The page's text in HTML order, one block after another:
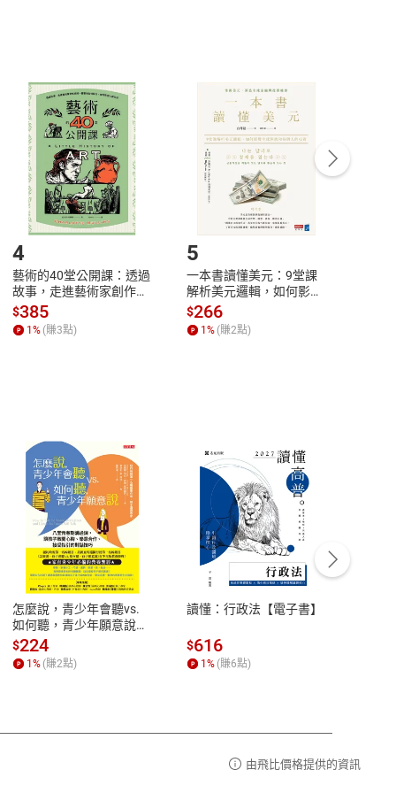
有形媒介提供之數位內容，消費者同意若訂購後
點選「瀏覽訂單明細」
「申請取消訂單/ 退
貨。
付款方式
Payment
完成訂單
Complete
號，下載書籍後看書
性
參
客服資訊
服務時間：週一到週五 10:00-12:00、
13:00-17:00 (國定假日及例假日休息)
客服電話：0080-1857077
4
藝術的40堂公開課：透過
故事，走進藝術家創作現
場，看藝術如何誕生、如
何形塑人類生活【電子
書】
$385
1% (賺3點)
5
一本書讀懂美元：9堂課
解析美元邏輯，如何影響
全球經濟和每個人的投資
【電子書】
$266
1% (賺2點)
怎麼說，青少年會聽vs.
如何聽，青少年願意說
【電子書】
$224
1% (賺2點)
讀懂：行政法【電子書】
$616
1% (賺6點)
由飛比價格提供的資訊